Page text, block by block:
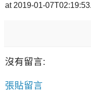
at 2019-01-
沒有留言:
張貼留言